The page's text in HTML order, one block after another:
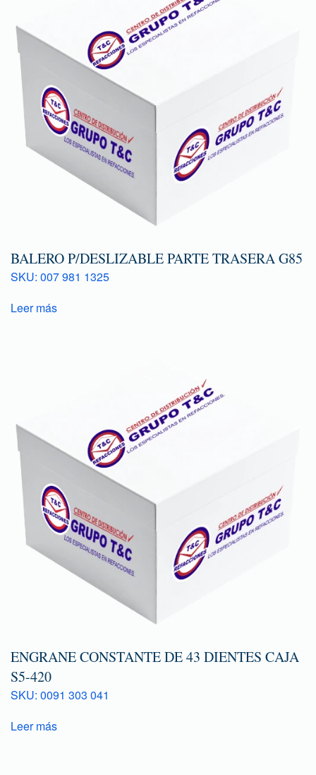
BALERO P/DESLIZABLE PARTE TRASERA G85
SKU: 007 981 1325
Leer más
ENGRANE CONSTANTE DE 43 DIENTES CAJA
S5-420
SKU: 0091 303 041
Leer más